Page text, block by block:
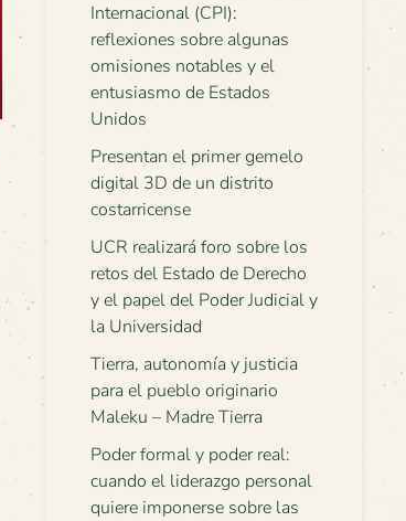
Internacional (CPI):
reflexiones sobre algunas
omisiones notables y el
entusiasmo de Estados
Unidos
Presentan el primer gemelo
digital 3D de un distrito
costarricense
UCR realizará foro sobre los
retos del Estado de Derecho
y el papel del Poder Judicial y
la Universidad
Tierra, autonomía y justicia
para el pueblo originario
Maleku – Madre Tierra
Poder formal y poder real:
cuando el liderazgo personal
quiere imponerse sobre las